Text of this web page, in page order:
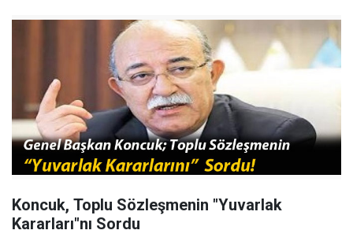
Koncuk, Toplu Sözleşmenin "Yuvarlak
Kararları"nı Sordu